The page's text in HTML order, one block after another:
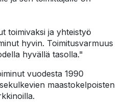
toimivaksi ja yhteistyö
hyvin. Toimitusvarmuus
hyvällä tasolla."
vuodesta 1990
maastokelpoisten